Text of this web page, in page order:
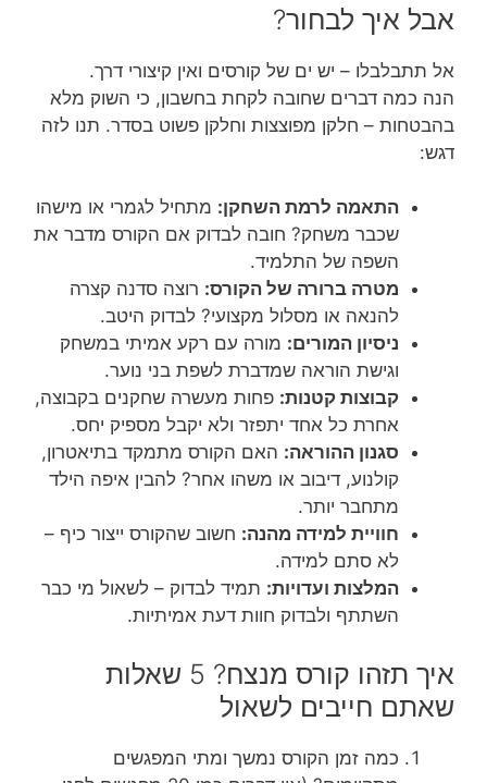
אבל איך לבחור?
אל תתבלבלו – יש ים של קורסים ואין קיצורי דרך.
הנה כמה דברים שחובה לקחת בחשבון, כי השוק מלא
בהבטחות – חלקן מפוצצות וחלקן פשוט בסדר. תנו לזה
דגש:
התאמה לרמת השחקן: מתחיל לגמרי או מישהו
שכבר משחק? חובה לבדוק אם הקורס מדבר את
השפה של התלמיד.
מטרה ברורה של הקורס: רוצה סדנה קצרה
להנאה או מסלול מקצועי? לבדוק היטב.
ניסיון המורים: מורה עם רקע אמיתי במשחק
וגישת הוראה שמדברת לשפת בני נוער.
קבוצות קטנות: פחות מעשרה שחקנים בקבוצה,
אחרת כל אחד יתפזר ולא יקבל מספיק יחס.
סגנון ההוראה: האם הקורס מתמקד בתיאטרון,
קולנוע, דיבוב או משהו אחר? להבין איפה הילד
מתחבר יותר.
חוויית למידה מהנה: חשוב שהקורס ייצור כיף –
לא סתם למידה.
המלצות ועדויות: תמיד לבדוק – לשאול מי כבר
השתתף ולבדוק חוות דעת אמיתיות.
איך תזהו קורס מנצח? 5 שאלות
שאתם חייבים לשאול
כמה זמן הקורס נמשך ומתי המפגשים